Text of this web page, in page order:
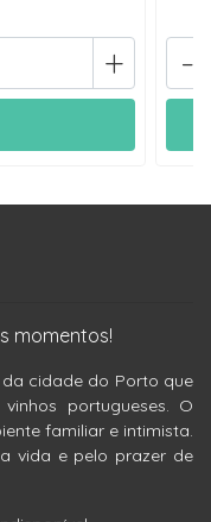
+ -
momentos!
cidade do Porto que
portugueses. O
familiar e intimista.
vida e pelo prazer de